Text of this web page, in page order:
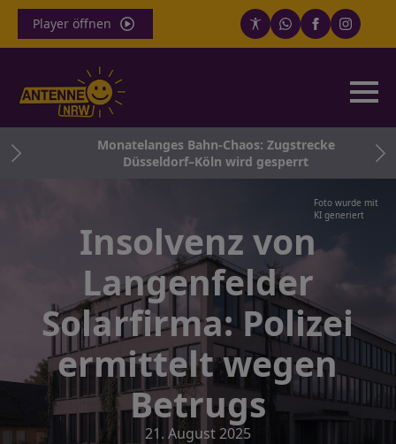
Player öffnen
Monatelanges Bahn-Chaos: Zugstrecke
Düsseldorf–Köln wird gesperrt
Foto wurde mit
KI generiert
Insolvenz von
Langenfelder
Solarfirma: Polizei
ermittelt wegen
Betrugs
21. August 2025